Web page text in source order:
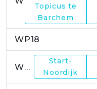
Topicus te
Barchem
WP18
WP19
Start-
Noordijk